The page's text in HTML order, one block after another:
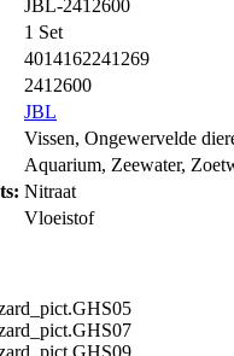
JBL-2412600
1 Set
4014162241269
2412600
JBL
Vissen, Ongewervelde
Aquarium, Zeewater,
Nitraat
Vloeistof